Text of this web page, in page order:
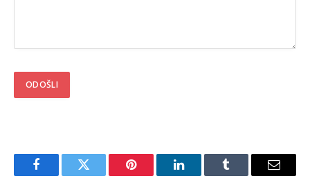
FacebookTwitter Pinterest LinkedInTumblr Email